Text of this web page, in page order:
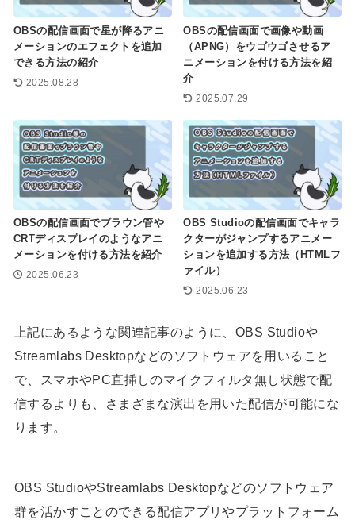
OBSの配信画面で星が降るアニ
メーションのエフェクトを追加
できる方法の紹介
2025.08.28
OBSの配信画面で画像や動画
（APNG）をウゴウゴさせるア
ニメーションを付ける方法を紹
介
2025.07.29
OBSの配信画面でブラウン管や
CRTディスプレイのようなアニ
メーションを付ける方法を紹介
2025.06.23
OBS Studioの配信画面でキャラ
クターがジャンプするアニメー
ションを追加する方法（HTMLフ
ァイル）
2025.06.23
上記にあるような関連記事のように、OBS Studioや
Streamlabs Desktopなどのソフトウェアを用いること
で、スマホやPC直挿しのマイクフィルタ無し状態で配
信するよりも、さまざまな演出を用いた配信が可能にな
ります。
OBS StudioやStreamlabs Desktopなどのソフトウェア
群を活かすことのできる配信アプリやプラットフォーム